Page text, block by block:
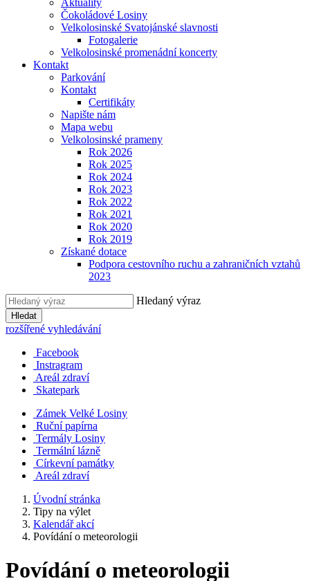
Aktuality
Čokoládové Losiny
Velkolosinské Svatojánské slavnosti
Fotogalerie
Velkolosinské promenádní koncerty
Kontakt
Parkování
Kontakt
Certifikáty
Napište nám
Mapa webu
Velkolosinské prameny
Rok 2026
Rok 2025
Rok 2024
Rok 2023
Rok 2022
Rok 2021
Rok 2020
Rok 2019
Získané dotace
Podpora cestovního ruchu a zahraničních vztahů
2023
Hledaný výraz
Hledat
rozšířené vyhledávání
Facebook
Instragram
Areál zdraví
Skatepark
Zámek Velké Losiny
Ruční papírna
Termály Losiny
Termální lázně
Církevní památky
Areál zdraví
Úvodní stránka
Tipy na výlet
Kalendář akcí
Povídání o meteorologii
Povídání o meteorologii